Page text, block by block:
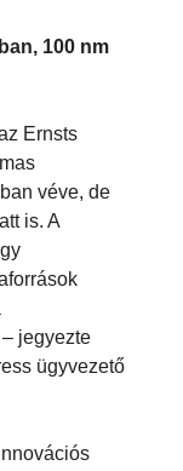
100 nm
Ernsts
véve, de
is. A
jegyezte
ügyvezető